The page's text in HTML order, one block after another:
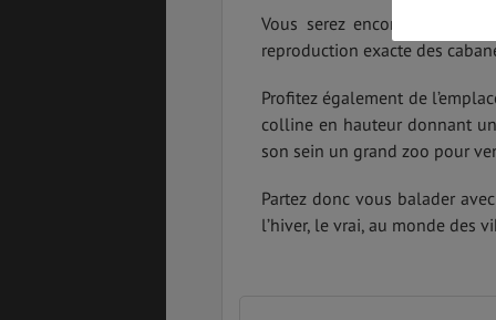
Vous serez encore plus
reproduction exacte des
Profitez également de
colline en hauteur donnant
son sein un grand zoo pour
Partez donc vous balader
l’hiver, le vrai, au monde des